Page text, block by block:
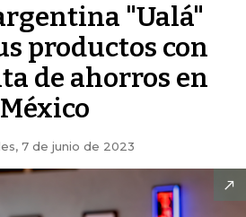
"Ualá"
productos con
de ahorros en
México
7 de junio de 2023